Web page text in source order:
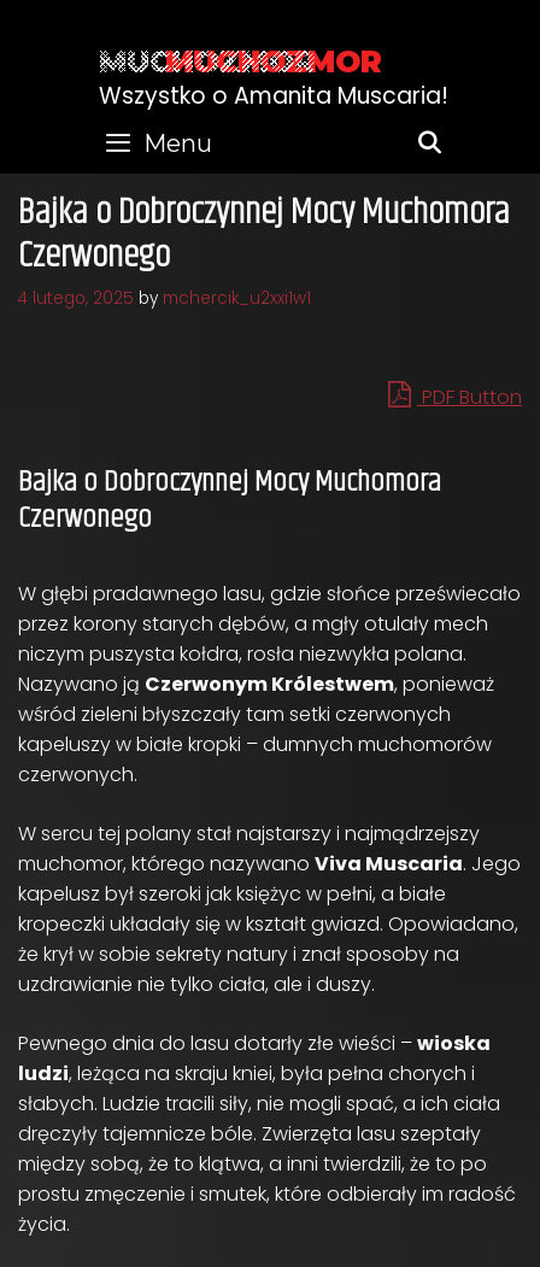
MUCHOZMOR
Wszystko o Amanita Muscaria!
Menu
Bajka o Dobroczynnej Mocy Muchomora
Czerwonego
4 lutego, 2025 by mchercik_u2xxi1w1
PDF Button
Bajka o Dobroczynnej Mocy Muchomora
Czerwonego
W głębi pradawnego lasu, gdzie słońce przeświecało
przez korony starych dębów, a mgły otulały mech
niczym puszysta kołdra, rosła niezwykła polana.
Nazywano ją Czerwonym Królestwem, ponieważ
wśród zieleni błyszczały tam setki czerwonych
kapeluszy w białe kropki – dumnych muchomorów
czerwonych.
W sercu tej polany stał najstarszy i najmądrzejszy
muchomor, którego nazywano Viva Muscaria. Jego
kapelusz był szeroki jak księżyc w pełni, a białe
kropeczki układały się w kształt gwiazd. Opowiadano,
że krył w sobie sekrety natury i znał sposoby na
uzdrawianie nie tylko ciała, ale i duszy.
Pewnego dnia do lasu dotarły złe wieści –wioska
ludzi, leżąca na skraju kniei, była pełna chorych i
słabych. Ludzie tracili siły, nie mogli spać, a ich ciała
dręczyły tajemnicze bóle. Zwierzęta lasu szeptały
między sobą, że to klątwa, a inni twierdzili, że to po
prostu zmęczenie i smutek, które odbierały im radość
życia.